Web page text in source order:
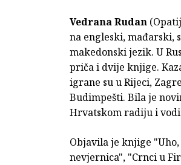
Vedrana Rudan
na engleski, mađarski,
makedonski jezik. U
priča i dvije knjige.
igrane su u Rijeci,
Budimpešti. Bila je
Hrvatskom radiju i
Objavila je knjige
nevjernica", "Crnci u